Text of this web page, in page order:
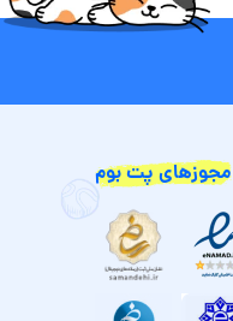
مجوزهای پت بوم